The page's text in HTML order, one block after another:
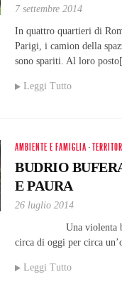
7 settembre 2014
In quattro quartieri di
Parigi, i camion della
sono spariti. Al loro
Leggi Tutto
AMBIENTE E FAMIGLIA ·
BUDRIO
E PAURA
26 luglio 2014
Una violenta bufera
circa di oggi per circa
Leggi Tutto